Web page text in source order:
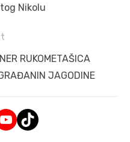
Nikolu
RUKOMETAŠICA
JAGODINE
YouTube
TikTok